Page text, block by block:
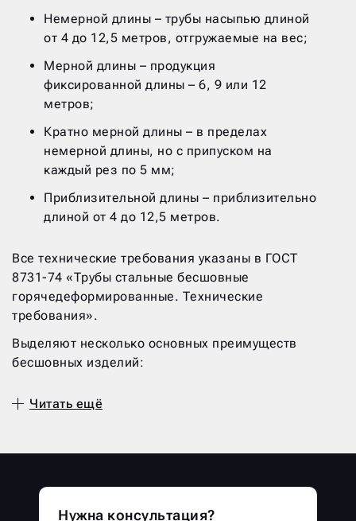
Немерной длины – трубы насыпью длиной
от 4 до 12,5 метров, отгружаемые на вес;
Мерной длины – продукция
фиксированной длины – 6, 9 или 12
метров;
Кратно мерной длины – в пределах
немерной длины, но с припуском на
каждый рез по 5 мм;
Приблизительной длины – приблизительно
длиной от 4 до 12,5 метров.
Все технические требования указаны в ГОСТ
8731-74 «Трубы стальные бесшовные
горячедеформированные. Технические
требования».
Выделяют несколько основных преимуществ
бесшовных изделий:
воздействия высоких температур;
Высокая степень теплопроводности;
Читать ещё
Нужна консультация?